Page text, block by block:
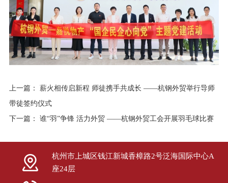
上一篇： 薪火相传启新程 师徒携手共成长 ——杭钢外贸举行导师
带徒签约仪式
下一篇： 谁“羽”争锋 活力外贸 ——杭钢外贸工会开展羽毛球比赛
杭州市上城区钱江新城香樟路2号泛海国际中心A
座24层